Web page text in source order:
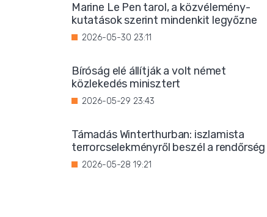
Marine Le Pen tarol, a közvélemény-
kutatások szerint mindenkit legyőzne
2026-05-30 23:11
Bíróság elé állítják a volt német
közlekedés minisztert
2026-05-29 23:43
Támadás Winterthurban: iszlamista
terrorcselekményről beszél a rendőrség
2026-05-28 19:21